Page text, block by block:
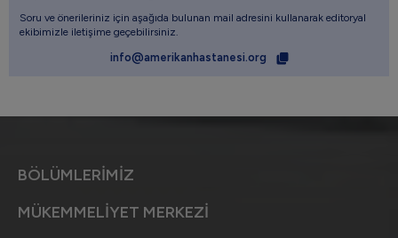
Soru ve önerileriniz için aşağıda bulunan mail adresini kullanarak editoryal
ekibimizle iletişime geçebilirsiniz.
info@amerikanhastanesi.org
BÖLÜMLERİMİZ
MÜKEMMELİYET MERKEZİ